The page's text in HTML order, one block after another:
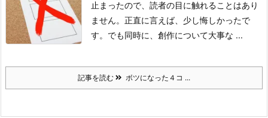
止まったので、読者の目に触れることはあり
ません。 正直に言えば、少し悔しかったで
す。 でも同時に、創作について大事な ...
記事を読む ボツになった４コ ...